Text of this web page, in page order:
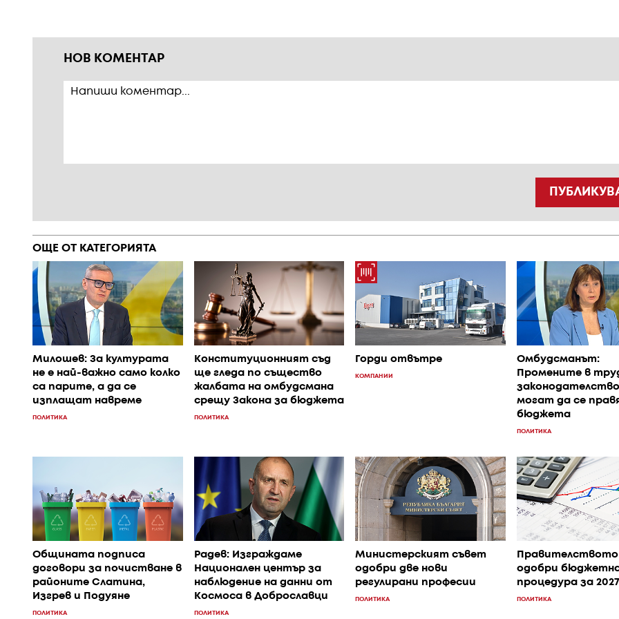
НОВ КОМЕНТАР
ОЩЕ ОТ КАТЕГОРИЯТА
Милошев: За културата
не е най-важно само колко
са парите, а да се
изплащат навреме
ПОЛИТИКА
Конституционният съд
ще гледа по същество
жалбата на омбудсмана
срещу Закона за бюджета
ПОЛИТИКА
Горди отвътре
КОМПАНИИ
Омбудсманът:
Промените в
могат да се
бюджета
ПОЛИТИКА
Общината подписа
договори за почистване в
районите Слатина,
Изгрев и Подуяне
ПОЛИТИКА
Радев: Изграждаме
Национален център за
наблюдение на данни от
Космоса в Доброславци
ПОЛИТИКА
Министерският съвет
одобри две нови
регулирани професии
ПОЛИТИКА
Правителството
одобри
процедура за
ПОЛИТИКА